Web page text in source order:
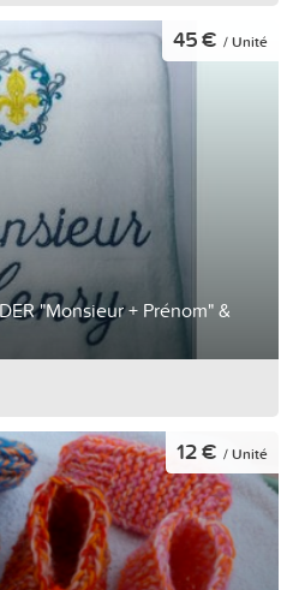
"Monsieur + Prénom" &
45 € / Unité
12 € / Unité